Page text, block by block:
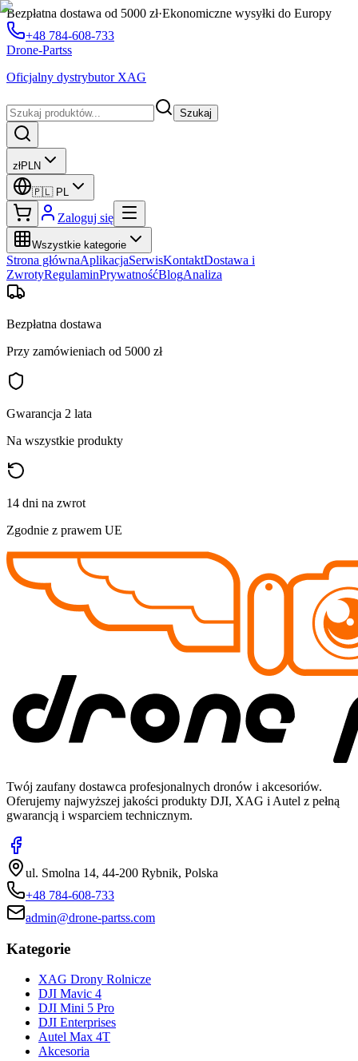
Bezpłatna dostawa od 5000 zł·Ekonomiczne wysyłki do Europy
+48 784-608-733
Drone-Partss
Oficjalny dystrybutor XAG
Szukaj
złPLN
🇵🇱 PL
Zaloguj się
Wszystkie kategorie
Strona głównaAplikacjaSerwisKontaktDostawa i
ZwrotyRegulaminPrywatnośćBlogAnaliza
Bezpłatna dostawa
Przy zamówieniach od 5000 zł
Gwarancja 2 lata
Na wszystkie produkty
14 dni na zwrot
Zgodnie z prawem UE
Twój zaufany dostawca profesjonalnych dronów i akcesoriów.
Oferujemy najwyższej jakości produkty DJI, XAG i Autel z pełną
gwarancją i wsparciem technicznym.
ul. Smolna 14, 44-200 Rybnik, Polska
+48 784-608-733
admin@drone-partss.com
Kategorie
XAG Drony Rolnicze
DJI Mavic 4
DJI Mini 5 Pro
DJI Enterprises
Autel Max 4T
Akcesoria